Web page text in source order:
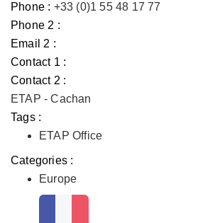
Phone : +33 (0)1 55 48 17 77
Phone 2 :
Email 2 :
Contact 1 :
Contact 2 :
ETAP - Cachan
Tags :
ETAP Office
Categories :
Europe